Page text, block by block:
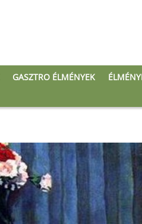
GASZTRO ÉLMÉNYEK